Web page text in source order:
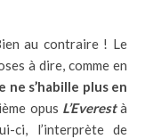
au contraire ! Le
à dire, comme en
ne s’habille plus en
opus L’Everestà
ci, l’interprète de